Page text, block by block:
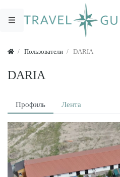
Пользователи DARIA
DARIA
Профиль Лента